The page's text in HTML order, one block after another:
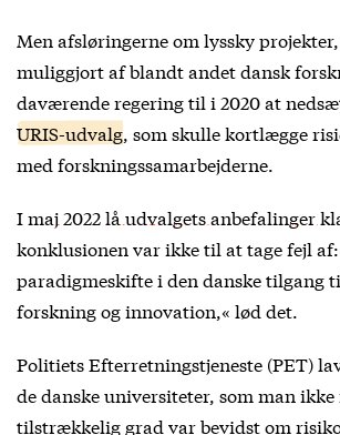
Men afsløringerne om lyssky
muliggjort af blandt andet dansk
daværende regering til i 2020 at
URIS-udvalg , som skulle kortlægge
med forskningssamarbejderne.
Imaj 2022 lå udvalgets anbefalinger
konklusionen var ikke til at tage fejl af:
paradigmeskifte i den danske tilgang
forskning og innovation,« lød det.
Politiets Efterretningstjeneste (PET)
de danske universiteter, som man ikke
tilstrækkelig grad var bevidst om